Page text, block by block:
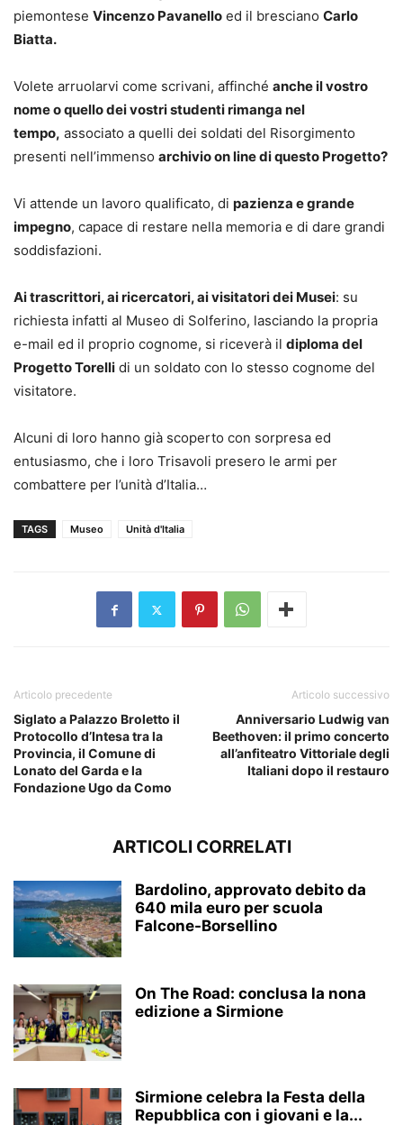
piemontese Vincenzo Pavanello ed il bresciano Carlo
Biatta.
Volete arruolarvi come scrivani, affinché anche il vostro
nome o quello dei vostri studenti rimanga nel
tempo, associato a quelli dei soldati del Risorgimento
presenti nell’immenso archivio on line di questo Progetto?
Vi attende un lavoro qualificato, di pazienza e grande
impegno, capace di restare nella memoria e di dare grandi
soddisfazioni.
Ai trascrittori, ai ricercatori, ai visitatori dei Musei: su
richiesta infatti al Museo di Solferino, lasciando la propria
e-mail ed il proprio cognome, si riceverà il diploma del
Progetto Torelli di un soldato con lo stesso cognome del
visitatore.
Alcuni di loro hanno già scoperto con sorpresa ed
entusiasmo, che i loro Trisavoli presero le armi per
combattere per l’unità d’Italia…
TAGS Museo Unità d'Italia
Articolo precedente
Siglato a Palazzo Broletto il
Protocollo d’Intesa tra la
Provincia, il Comune di
Lonato del Garda e la
Fondazione Ugo da Como
Articolo successivo
Anniversario Ludwig van
Beethoven: il primo concerto
all’anfiteatro Vittoriale degli
Italiani dopo il restauro
ARTICOLI CORRELATI
Bardolino, approvato debito da
640 mila euro per scuola
Falcone-Borsellino
On The Road: conclusa la nona
edizione a Sirmione
Sirmione celebra la Festa della
Repubblica con i giovani e la...